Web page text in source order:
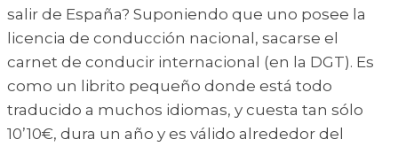
salir de España? Suponiendo que uno posee la
licencia de conducción nacional, sacarse el
carnet de conducir internacional (en la DGT). Es
como un librito pequeño donde está todo
traducido a muchos idiomas, y cuesta tan sólo
10’10€, dura un año y es válido alrededor del